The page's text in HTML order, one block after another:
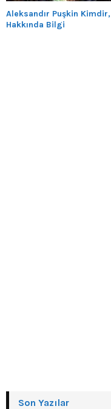
Aleksandır Puşkin Kimdir,
Hakkında Bilgi
Son Yazılar